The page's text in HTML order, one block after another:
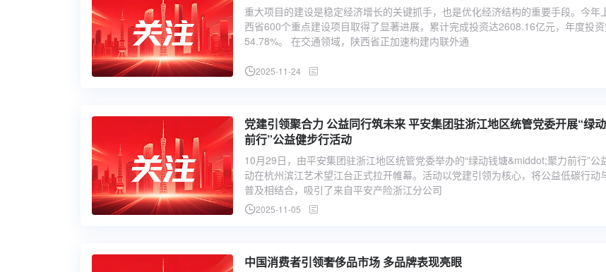
重大项目的建设是稳定经济增长的关键抓手，也是优化经济结构的重要手段。今年
西省600个重点建设项目取得了显著进展，累计完成投资达2608.16亿元，年度投
54.78%。 在交通领域，陕西省正加速构建内联外通
2025-11-24
党建引领聚合力 公益同行筑未来 平安集团驻浙江地区统管党委开展“绿动钱塘·聚力
前行”公益健步行活动
10月29日，由平安集团驻浙江地区统管党委举办的“绿动钱塘&middot;聚力前行”公
动在杭州滨江艺术望江台正式拉开帷幕。活动以党建引领为核心，将公益低碳行动
普及相结合，吸引了来自平安产险浙江分公司
2025-11-05
中国消费者引领奢侈品市场 多品牌表现亮眼